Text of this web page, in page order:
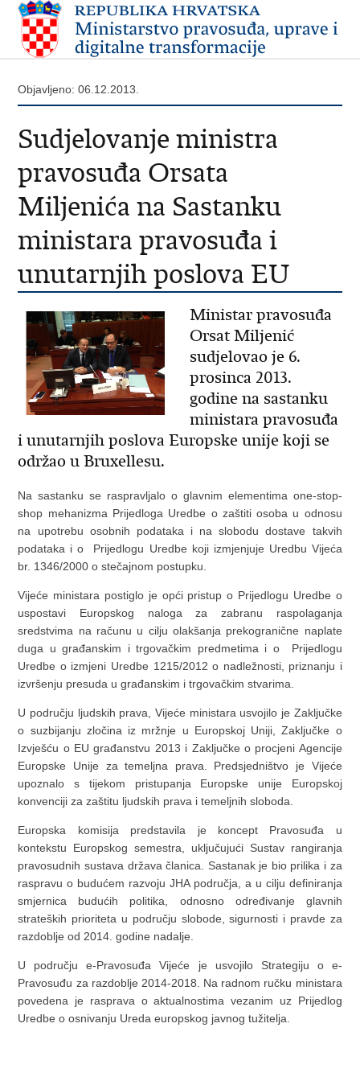
Objavljeno: 06.12.2013.
Sudjelovanje ministra
pravosuđa Orsata
Miljenića na Sastanku
ministara pravosuđa i
unutarnjih poslova EU
Ministar pravosuđa
Orsat Miljenić
sudjelovao je 6.
prosinca 2013.
godine na sastanku
ministara pravosuđa
i unutarnjih poslova Europske unije koji se
održao u Bruxellesu.
Na sastanku se raspravljalo o glavnim elementima one-stop-
shop mehanizma Prijedloga Uredbe o zaštiti osoba u odnosu
na upotrebu osobnih podataka i na slobodu dostave takvih
podataka i o Prijedlogu Uredbe koji izmjenjuje Uredbu Vijeća
br. 1346/2000 o stečajnom postupku.
Vijeće ministara postiglo je opći pristup o Prijedlogu Uredbe o
uspostavi Europskog naloga za zabranu raspolaganja
sredstvima na računu u cilju olakšanja prekogranične naplate
duga u građanskim i trgovačkim predmetima i o Prijedlogu
Uredbe o izmjeni Uredbe 1215/2012 o nadležnosti, priznanju i
izvršenju presuda u građanskim i trgovačkim stvarima.
U području ljudskih prava, Vijeće ministara usvojilo je Zaključke
o suzbijanju zločina iz mržnje u Europskoj Uniji, Zaključke o
Izvješću o EU građanstvu 2013 i Zaključke o procjeni Agencije
Europske Unije za temeljna prava. Predsjedništvo je Vijeće
upoznalo s tijekom pristupanja Europske unije Europskoj
konvenciji za zaštitu ljudskih prava i temeljnih sloboda.
Europska komisija predstavila je koncept Pravosuđa u
kontekstu Europskog semestra, uključujući Sustav rangiranja
pravosudnih sustava država članica. Sastanak je bio prilika i za
raspravu o budućem razvoju JHA područja, a u cilju definiranja
smjernica budućih politika, odnosno određivanje glavnih
strateških prioriteta u području slobode, sigurnosti i pravde za
razdoblje od 2014. godine nadalje.
U području e-Pravosuđa Vijeće je usvojilo Strategiju o e-
Pravosuđu za razdoblje 2014-2018. Na radnom ručku ministara
povedena je rasprava o aktualnostima vezanim uz Prijedlog
Uredbe o osnivanju Ureda europskog javnog tužitelja.